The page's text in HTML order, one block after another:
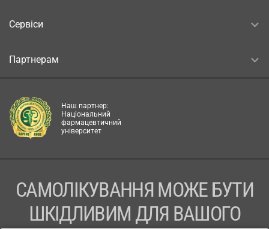
Сервіси
Партнерам
Наш партнер:
Національний
фармацевтичний
університет
САМОЛІКУВАННЯ МОЖЕ БУТИ
ШКІДЛИВИМ ДЛЯ ВАШОГО